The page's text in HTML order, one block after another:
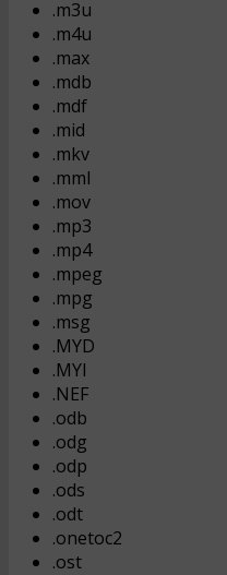
.m3u
.m4u
.max
.mdb
.mdf
.mid
.mkv
.mml
.mov
.mp3
.mp4
.mpeg
.mpg
.msg
.MYD
.MYI
.NEF
.odb
.odg
.odp
.ods
.odt
.onetoc2
.ost